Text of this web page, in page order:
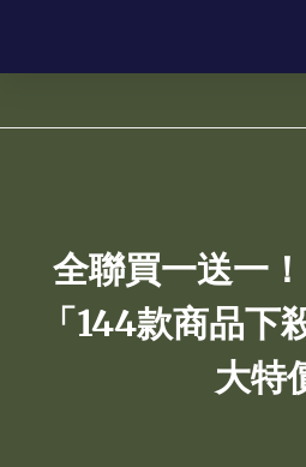
全聯買一送一
「144款商品下
大特